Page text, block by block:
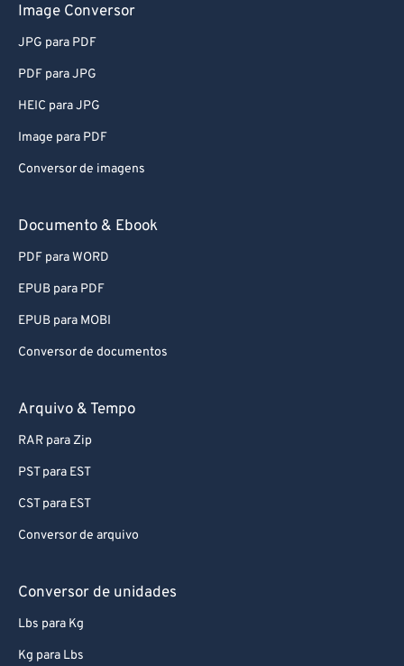
Image Conversor
JPG para PDF
PDF para JPG
HEIC para JPG
Image para PDF
Conversor de imagens
Documento & Ebook
PDF para WORD
EPUB para PDF
EPUB para MOBI
Conversor de documentos
Arquivo & Tempo
RAR para Zip
PST para EST
CST para EST
Conversor de arquivo
Conversor de unidades
Lbs para Kg
Kg para Lbs